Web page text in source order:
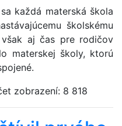
každá materská škola
školskému
aj čas pre rodičov
materskej školy, ktorú
zobrazení: 8 818